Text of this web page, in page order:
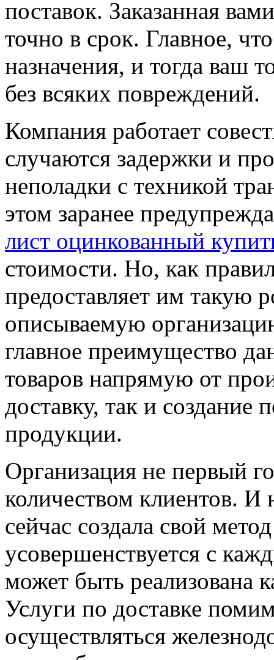
поставок. Заказанная
точно в срок. Главное,
назначения, и тогда ваш
без всяких повреждений.
Компания работает
случаются задержки и
неполадки с техникой
этом заранее
лист оцинкованный
стоимости. Но, как
предоставляет им такую
описываемую
главное преимущество
товаров напрямую от
доставку, так и создание
продукции.
Организация не первый
количеством клиентов. И
сейчас создала свой
усовершенствуется с
может быть реализована
Услуги по доставке
осуществляться